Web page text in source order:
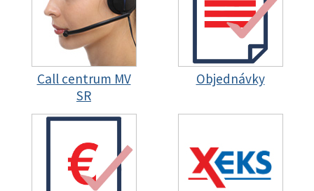
Call centrum MV
SR
Objednávky